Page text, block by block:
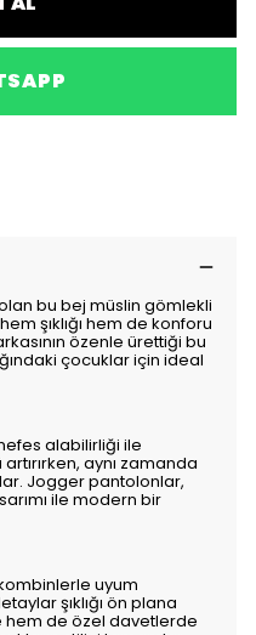
bu bej müslin gömlekli
şıklığı hem de konforu
özenle ürettiği bu
çocuklar için ideal
alabilirliği ile
aynı zamanda
Jogger pantolonlar,
ile modern bir
uyum
şıklığı ön plana
hem de özel davetlerde